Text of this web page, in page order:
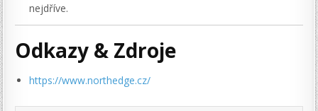
nejdříve.
Odkazy & Zdroje
https://www.northedge.cz/